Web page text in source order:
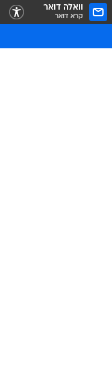
וואלה דואר
קרא דואר